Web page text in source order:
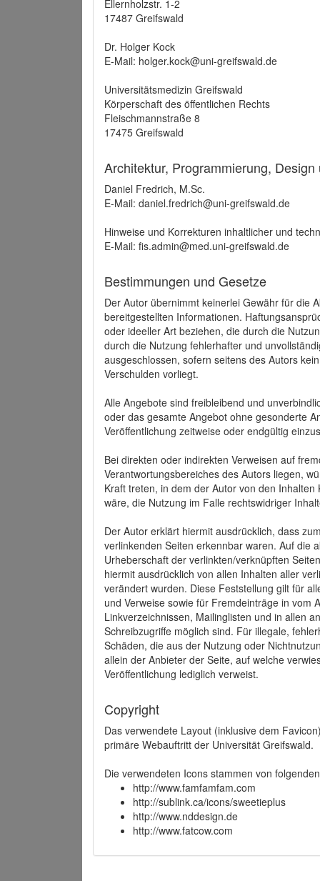
Ellernholzstr. 1-2
17487 Greifswald
Dr. Holger Kock
E-Mail: holger.kock@uni-greifswald.de
Universitätsmedizin Greifswald
Körperschaft des öffentlichen Rechts
Fleischmannstraße 8
17475 Greifswald
Architektur, Programmierung,
Daniel Fredrich, M.Sc.
E-Mail: daniel.fredrich@uni-greifswald.de
Hinweise und Korrekturen inhaltlicher und
E-Mail: fis.admin@med.uni-greifswald.de
Bestimmungen und Gesetze
Der Autor übernimmt keinerlei Gewähr für die
bereitgestellten Informationen.
oder ideeller Art beziehen, die durch die
durch die Nutzung fehlerhafter und
ausgeschlossen, sofern seitens des Autors
Verschulden vorliegt.
Alle Angebote sind freibleibend und
oder das gesamte Angebot ohne gesonderte
Veröffentlichung zeitweise oder endgültig
Bei direkten oder indirekten Verweisen auf
Verantwortungsbereiches des Autors liegen,
Kraft treten, in dem der Autor von den
wäre, die Nutzung im Falle rechtswidriger
Der Autor erklärt hiermit ausdrücklich, dass
verlinkenden Seiten erkennbar waren. Auf die
Urheberschaft der verlinkten/verknüpften
hiermit ausdrücklich von allen Inhalten aller
verändert wurden. Diese Feststellung gilt für
und Verweise sowie für Fremdeinträge in vom
Linkverzeichnissen, Mailinglisten und in allen
Schreibzugriffe möglich sind. Für illegale,
Schäden, die aus der Nutzung oder
allein der Anbieter der Seite, auf welche
Veröffentlichung lediglich verweist.
Copyright
Das verwendete Layout (inklusive dem
primäre Webauftritt der Universität Greifswald.
Die verwendeten Icons stammen von
http://www.famfamfam.com
http://sublink.ca/icons/sweetieplus
http://www.nddesign.de
http://www.fatcow.com